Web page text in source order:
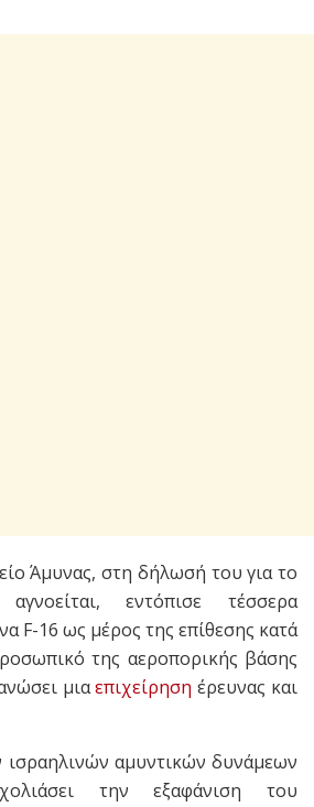
Άμυνας, στη δήλωσή του για το
εντόπισε τέσσερα
F-16 ως μέρος της επίθεσης κατά
της αεροπορικής βάσης
μιαεπιχείρηση έρευνας και
αμυντικών δυνάμεων
την εξαφάνιση του